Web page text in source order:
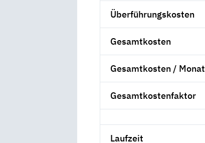
Überführungskosten
Gesamtkosten
Gesamtkosten / Monat
Gesamtkostenfaktor
Laufzeit